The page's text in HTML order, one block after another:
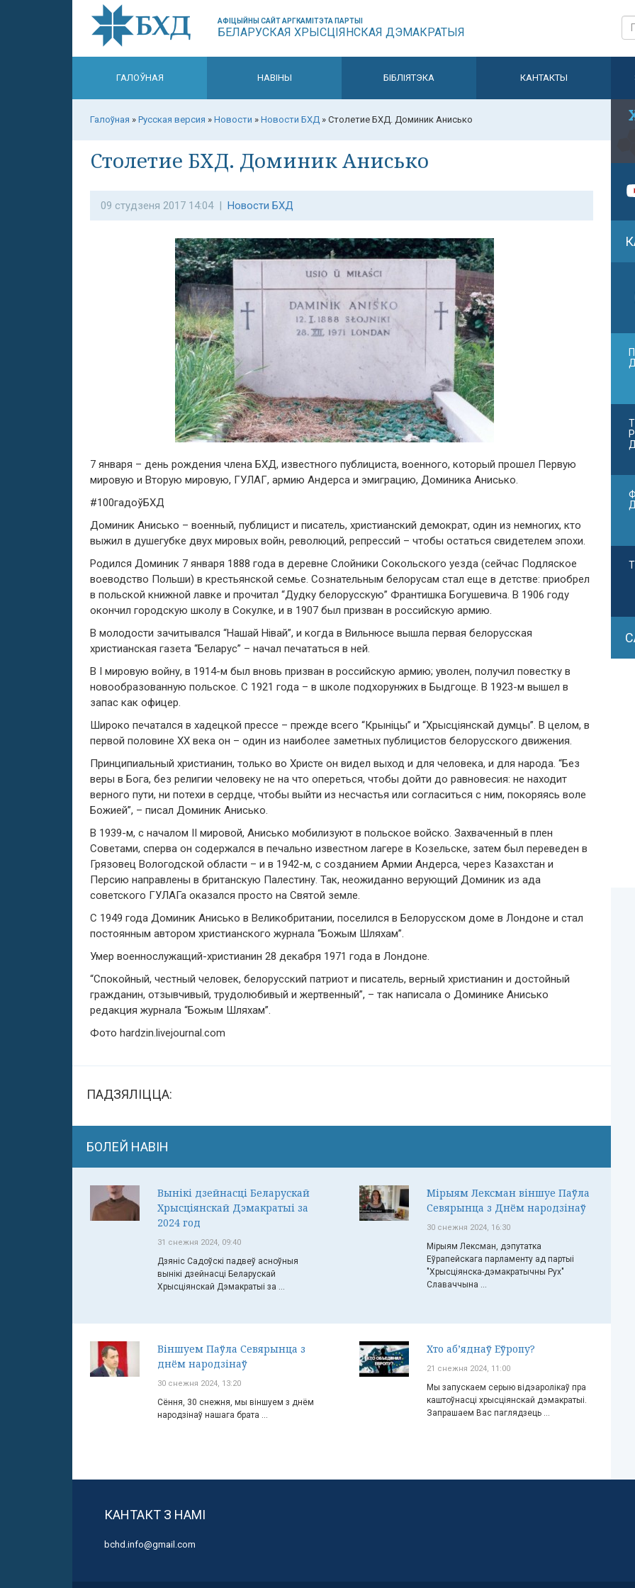
АФІЦЫЙНЫ САЙТ АРГКАМІТЭТА ПАРТЫІ
БЕЛАРУСКАЯ ХРЫСЦІЯНСКАЯ ДЭМАКРАТЫЯ
ГАЛОЎНАЯ НАВІНЫ БІБЛІЯТЭКА КАНТАКТЫ
Галоўная » Русская версия » Новости » Новости БХД » Столетие БХД. Доминик Анисько
Столетие БХД. Доминик Анисько
09 студзеня 2017 14:04 | Новости БХД
7 января – день рождения члена БХД, известного публициста, военного, который прошел Первую
мировую и Вторую мировую, ГУЛАГ, армию Андерса и эмиграцию, Доминика Анисько.
#100гадоўБХД
Доминик Анисько – военный, публицист и писатель, христианский демократ, один из немногих, кто
выжил в душегубке двух мировых войн, революций, репрессий – чтобы остаться свидетелем эпохи.
Родился Доминик 7 января 1888 года в деревне Слойники Сокольского уезда (сейчас Подляское
воеводство Польши) в крестьянской семье. Сознательным белорусам стал еще в детстве: приобрел
в польской книжной лавке и прочитал “Дудку белорусскую” Франтишка Богушевича. В 1906 году
окончил городскую школу в Сокулке, и в 1907 был призван в российскую армию.
В молодости зачитывался “Нашай Нівай”, и когда в Вильнюсе вышла первая белорусская
христианская газета “Беларус” – начал печататься в ней.
В І мировую войну, в 1914-м был вновь призван в российскую армию; уволен, получил повестку в
новообразованную польское. С 1921 года – в школе подхорунжих в Быдгоще. В 1923-м вышел в
запас как офицер.
Широко печатался в хадецкой прессе – прежде всего “Крыніцы” и “Хрысціянскай думцы”. В целом, в
первой половине ХХ века он – один из наиболее заметных публицистов белорусского движения.
Принципиальный христианин, только во Христе он видел выход и для человека, и для народа. “Без
веры в Бога, без религии человеку не на что опереться, чтобы дойти до равновесия: не находит
верного пути, ни потехи в сердце, чтобы выйти из несчастья или согласиться с ним, покоряясь воле
Божией”, – писал Доминик Анисько.
В 1939-м, с началом II мировой, Анисько мобилизуют в польское войско. Захваченный в плен
Советами, сперва он содержался в печально известном лагере в Козельске, затем был переведен в
Грязовец Вологодской области – и в 1942-м, с созданием Армии Андерса, через Казахстан и
Персию направлены в британскую Палестину. Так, неожиданно верующий Доминик из ада
советского ГУЛАГа оказался просто на Святой земле.
С 1949 года Доминик Анисько в Великобритании, поселился в Белорусском доме в Лондоне и стал
постоянным автором христианского журнала “Божым Шляхам”.
Умер военнослужащий-христианин 28 декабря 1971 года в Лондоне.
“Спокойный, честный человек, белорусский патриот и писатель, верный христианин и достойный
гражданин, отзывчивый, трудолюбивый и жертвенный”, – так написала о Доминике Анисько
редакция журнала “Божым Шляхам”.
Фото hardzin.livejournal.com
ПАДЗЯЛІЦЦА:
БОЛЕЙ НАВІН
Вынікі дзейнасці Беларускай
Хрысціянскай Дэмакратыі за
2024 год
31 снежня 2024, 09:40
Дзяніс Садоўскі падвеў асноўныя
вынікі дзейнасці Беларускай
Хрысціянскай Дэмакратыі за ...
Мірыям Лексман віншуе Паўла
Севярынца з Днём народзінаў
30 снежня 2024, 16:30
Мірыям Лексман, дэпутатка
Еўрапейскага парламенту ад партыі
"Хрысціянска-дэмакратычны Рух"
Славаччына ...
Віншуем Паўла Севярынца з
днём народзінаў
30 снежня 2024, 13:20
Сёння, 30 снежня, мы віншуем з днём
народзінаў нашага брата ...
Хто аб’яднаў Еўропу?
21 снежня 2024, 11:00
Мы запускаем серыю відэаролікаў пра
каштоўнасці хрысціянскай дэмакратыі.
Запрашаем Вас паглядзець ...
КАНТАКТ З НАМІ
bchd.info@gmail.com